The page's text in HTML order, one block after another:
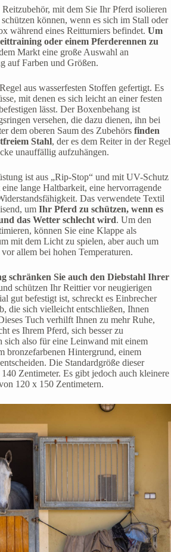
mit dem Sie Ihr Pferd isolieren
können, wenn es sich im Stall oder
während eines Reitturniers befindet. Um
oder einem Pferderennen zu
Markt eine große Auswahl an
auf Farben und Größen.
aus wasserfesten Stoffen gefertigt. Es
mit denen es sich leicht an einer festen
lässt. Der Boxenbehang ist
versehen, die dazu dienen, ihn bei
dem oberen Saum des Zubehörs finden
Stahl, der es dem Reiter in der Regel
unauffällig aufzuhängen.
ist aus „Rip-Stop“ und mit UV-Schutz
lange Haltbarkeit, eine hervorragende
Das verwendete Textil
um Ihr Pferd zu schützen, wenn es
das Wetter schlecht wird. Um den
können Sie eine Klappe als
mit dem Licht zu spielen, aber auch um
allem bei hohen Temperaturen.
schränken Sie auch den Diebstahl Ihrer
schützen Ihr Reittier vor neugierigen
gut befestigt ist, schreckt es Einbrecher
die sich vielleicht entschließen, Ihnen
Tuch verhilft Ihnen zu mehr Ruhe,
es Ihrem Pferd, sich besser zu
sich also für eine Leinwand mit einem
bronzefarbenen Hintergrund, einem
Die Standardgröße dieser
Zentimeter. Es gibt jedoch auch kleinere
120 x 150 Zentimetern.